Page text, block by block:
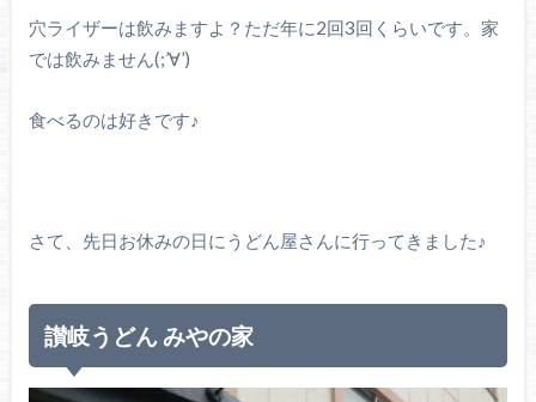
穴ライザーは飲みますよ？ただ年に2回3回くらいです。家
では飲みません(;’∀’)
食べるのは好きです♪
さて、先日お休みの日にうどん屋さんに行ってきました♪
讃岐うどん みやの家